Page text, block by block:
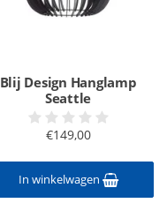
Blij Design Hanglamp
Seattle
€149,00
In winkelwagen